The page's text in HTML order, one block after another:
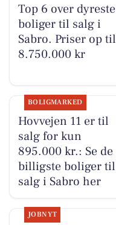
Top 6 over dyreste
boliger til salg i
Sabro. Priser op til
8.750.000 kr
BOLIGMARKED
Hovvejen 11 er til
salg for kun
895.000 kr.: Se de
billigste boliger til
salg i Sabro her
JOBNYT